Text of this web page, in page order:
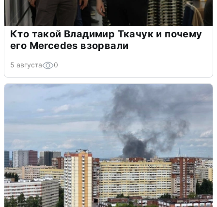
Кто такой Владимир Ткачук и почему
его Mercedes взорвали
5 августа 0